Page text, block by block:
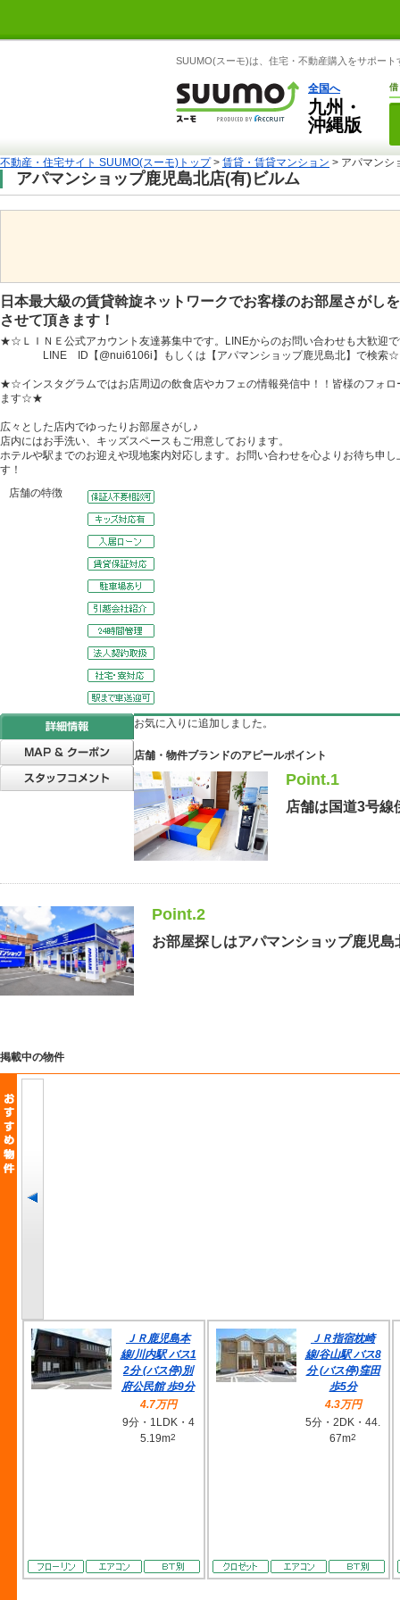
SUUMO(スーモ)は、住宅・不動産購入をサポート
全国へ
九州・
沖縄版
借
不動産・住宅サイト SUUMO(スーモ)トップ> 賃貸・賃貸マンション > アパマンシ
アパマンショップ鹿児島北店(有)ビルム
日本最大級の賃貸斡旋ネットワークでお客様のお部屋さがし
させて頂きます！
★☆ＬＩＮＥ公式アカウント友達募集中です。LINEからのお問い合わせも大歓迎
LINE ID【@nui6106i】もしくは【アパマンショップ鹿児島北】で検索
★☆インスタグラムではお店周辺の飲食店やカフェの情報発信中！！皆様のフォロ
ます☆★
広々とした店内でゆったりお部屋さがし♪
店内にはお手洗い、キッズスペースもご用意しております。
ホテルや駅までのお迎えや現地案内対応します。お問い合わせを心よりお待ち申し
す！
店舗の特徴
お気に入りに追加しました。
店舗・物件ブランドのアピールポイント
Point.1
店舗は国道3号
Point.2
お部屋探しはアパマンショップ鹿児
掲載中の物件
ＪＲ鹿児島本
線/川内駅 バス1
2分 (バス停)別
府公民館 歩9分
4.7万円
9分・1LDK・4
5.19m2
ＪＲ指宿枕崎
線/谷山駅 バス8
分 (バス停)窪田
歩5分
4.3万円
5分・2DK・44.
67m2